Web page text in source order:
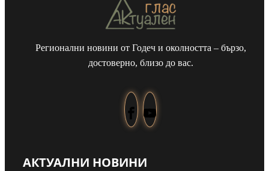
Регионални новини от Годеч и околността – бързо,
достоверно, близо до вас.
АКТУАЛНИ НОВИНИ